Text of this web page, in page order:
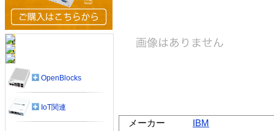
メーカー
IBM
OpenBlocks
IoT関連